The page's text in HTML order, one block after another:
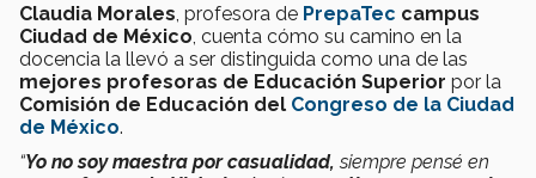
Claudia Morales , profesora de PrepaTec campus
Ciudad de México , cuenta cómo su camino en la
docencia la llevó a ser distinguida como una de las
mejores profesoras de Educación Superior por la
Comisión de Educación del Congreso de la Ciudad
de México.
“Yo no soy maestra por casualidad,siempre pensé en